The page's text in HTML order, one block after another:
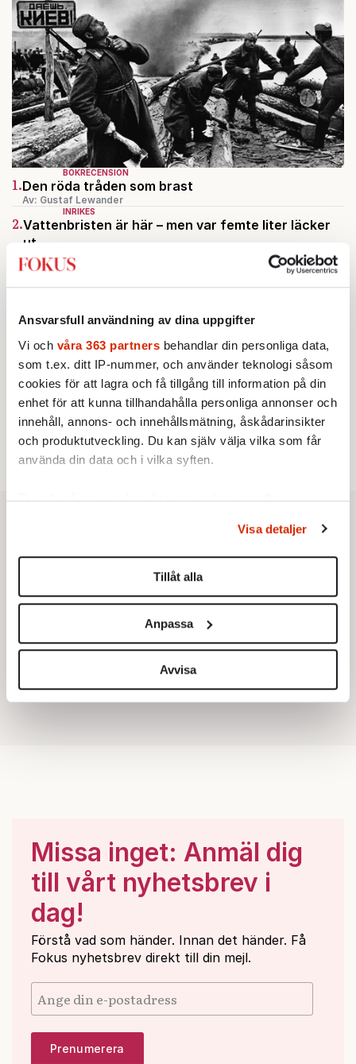
Ansvarsfull användning av dina uppgifter
Vi och våra 363 partners behandlar din personliga data,
som t.ex. ditt IP-nummer, och använder teknologi såsom
cookies för att lagra och få tillgång till information på din
enhet för att kunna tillhandahålla personliga annonser och
innehåll, annons- och innehållsmätning, åskådarinsikter
och produktutveckling. Du kan själv välja vilka som får
använda din data och i vilka syften.
Ta reda på mer om hur dina personliga uppgifter
Du kan ändra eller dra tillbaka ditt samtycke när som
helst från cookie-förklaringen.
Vi använder enhetsidentifierare för att anpassa innehållet
för sociala medier och analysera vår trafik. Vi
vidarebefordrar även sådana identifierare och annan
information från din enhet till de sociala medier och
annons- och analysföretag som vi samarbetar med.
Visa detaljer
Tillåt alla
Anpassa
Avvisa
BOKRECENSION
1.Den röda tråden som brast
Av: Gustaf Lewander
INRIKES
2.Vattenbristen är här – men var femte liter läcker
ut
Av: Susanne Gäre
KRÖNIKA
4.Nina Lekander:På ”Kommunisthögskolan” drömde
alla om att vara arbetarklass
5.Bitte Assarmo: Sagan om den lågbegåvade
ursprungsbefolkningen i Filipstad
KRÖNIKA
6.Sakine Madon: Efter islamistdådet oroar sig
vänstern för Agnes Wold
Missa inget: Anmäl dig
till vårt nyhetsbrev i
dag!
Förstå vad som händer. Innan det händer. Få
Fokus nyhetsbrev direkt till din mejl.